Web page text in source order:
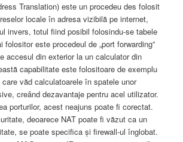
Translation) este un procedeu des folosit
locale în adresa vizibilă pe internet,
invers, totul fiind posibil folosindu-se tabele
folositor este procedeul de „port forwarding”
accesul din exterior la un calculator din
capabilitate este folositoare de exemplu
care văd calculatoarele în spatele unor
creând dezavantaje pentru acel utilizator.
porturilor, acest neajuns poate fi corectat.
deoarece NAT poate fi văzut ca un
se poate specifica şi firewall-ul înglobat.